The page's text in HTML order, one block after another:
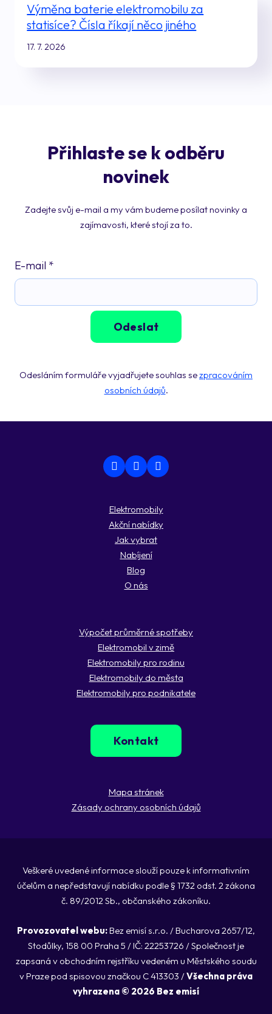
Výměna baterie elektromobilu za
statisíce? Čísla říkají něco jiného
17. 7. 2026
Přihlaste se k odběru
novinek
Zadejte svůj e-mail a my vám budeme posílat novinky a
zajímavosti, které stojí za to.
E-mail *
Odeslat
Odesláním formuláře vyjadřujete souhlas sezpracováním
osobních údajů.
Elektromobily
Akční nabídky
Jak vybrat
Nabíjení
Blog
O nás
Výpočet průměrné spotřeby
Elektromobil v zimě
Elektromobily pro rodinu
Elektromobily do města
Elektromobily pro podnikatele
Kontakt
Mapa stránek
Zásady ochrany osobních údajů
Veškeré uvedené informace slouží pouze k informativním
účelům a nepředstavují nabídku podle § 1732 odst. 2 zákona
č. 89/2012 Sb., občanského zákoníku.
Provozovatel webu:Bez emisí s.r.o. / Bucharova 2657/12,
Stodůlky, 158 00 Praha 5 / IČ: 22253726 / Společnost je
zapsaná v obchodním rejstříku vedeném u Městského soudu
v Praze pod spisovou značkou C 413303 /Všechna práva
vyhrazena © 2026 Bez emisí